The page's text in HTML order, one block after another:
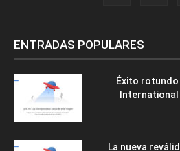
ENTRADAS POPULARES
Éxito rotundo
International
La nueva